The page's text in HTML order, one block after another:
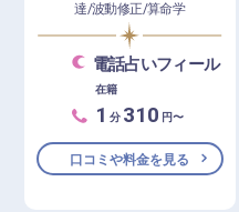
達/波動修正/算命学
電話占いフィール
在籍
1 分 310 円〜
口コミや料金を見る